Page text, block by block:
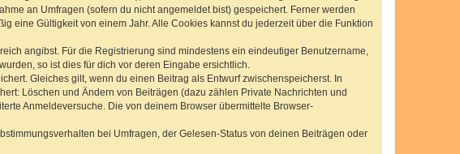
an Umfragen (sofern du nicht angemeldet bist) gespeichert. Ferner werden
eine Gültigkeit von einem Jahr. Alle Cookies kannst du jederzeit über die Funktion
angibst. Für die Registrierung sind mindestens ein eindeutiger Benutzername,
so ist dies für dich vor deren Eingabe ersichtlich.
Gleiches gilt, wenn du einen Beitrag als Entwurf zwischenspeicherst. In
Löschen und Ändern von Beiträgen (dazu zählen Private Nachrichten und
Anmeldeversuche. Die von deinem Browser übermittelte Browser-
bei Umfragen, der Gelesen-Status von deinen Beiträgen oder